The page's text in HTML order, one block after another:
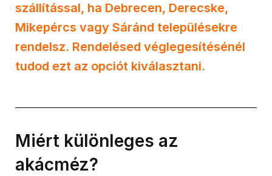
szállítással, ha Debrecen, Derecske,
Mikepércs vagy Sáránd településekre
rendelsz. Rendelésed véglegesítésénél
tudod ezt az opciót kiválasztani.
Miért különleges az
akácméz?